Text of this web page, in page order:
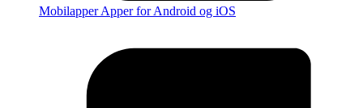
MobilapperApper for Android og iOS